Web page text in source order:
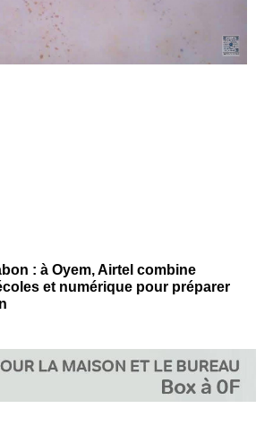
: à Oyem, Airtel combine
et numérique pour préparer